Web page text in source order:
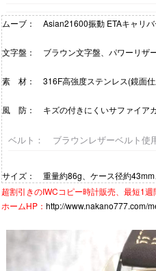
ムーブ： Asian21600振動 ETAキャリバ
文字盤： ブラウン文字盤、パワーリザ
素 材： 316F高強度ステンレス(鏡面仕
風 防： キズの付きにくいサファイア
ベルト： ブラウンレザーベルト使
サイズ： 重量約86g、ケース径約
超割引きのIWCコピー時計販売、最短1
ホームHP： http://www.nakano777.com/